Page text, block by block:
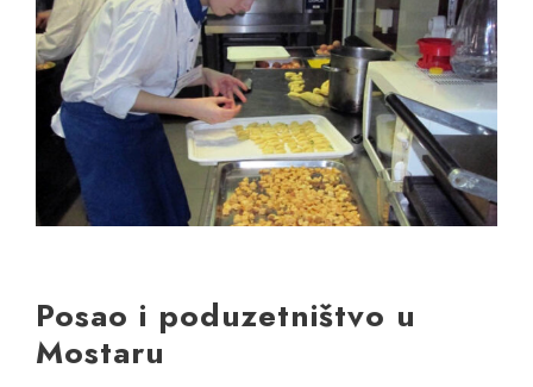
Posao i poduzetništvo u
Mostaru